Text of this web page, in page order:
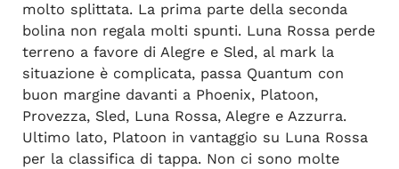
molto splittata. La prima parte della seconda
bolina non regala molti spunti. Luna Rossa perde
terreno a favore di Alegre e Sled, al mark la
situazione è complicata, passa Quantum con
buon margine davanti a Phoenix, Platoon,
Provezza, Sled, Luna Rossa, Alegre e Azzurra.
Ultimo lato, Platoon in vantaggio su Luna Rossa
per la classifica di tappa. Non ci sono molte